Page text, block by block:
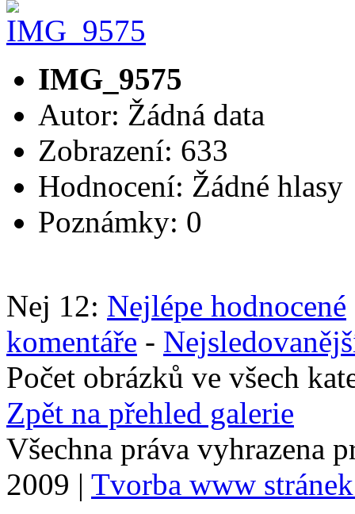
IMG_9575
Autor: Žádná data
Zobrazení: 633
Hodnocení: Žádné hlasy
Poznámky: 0
Nej 12: Nejlépe hodnocené
komentáře -
Počet obrázků ve všech
Zpět na přehled galerie
Všechna práva vyhrazena
2009 | Tvorba www